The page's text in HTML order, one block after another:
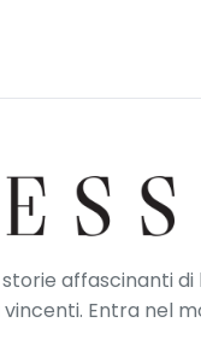
affascinanti
Entra nel